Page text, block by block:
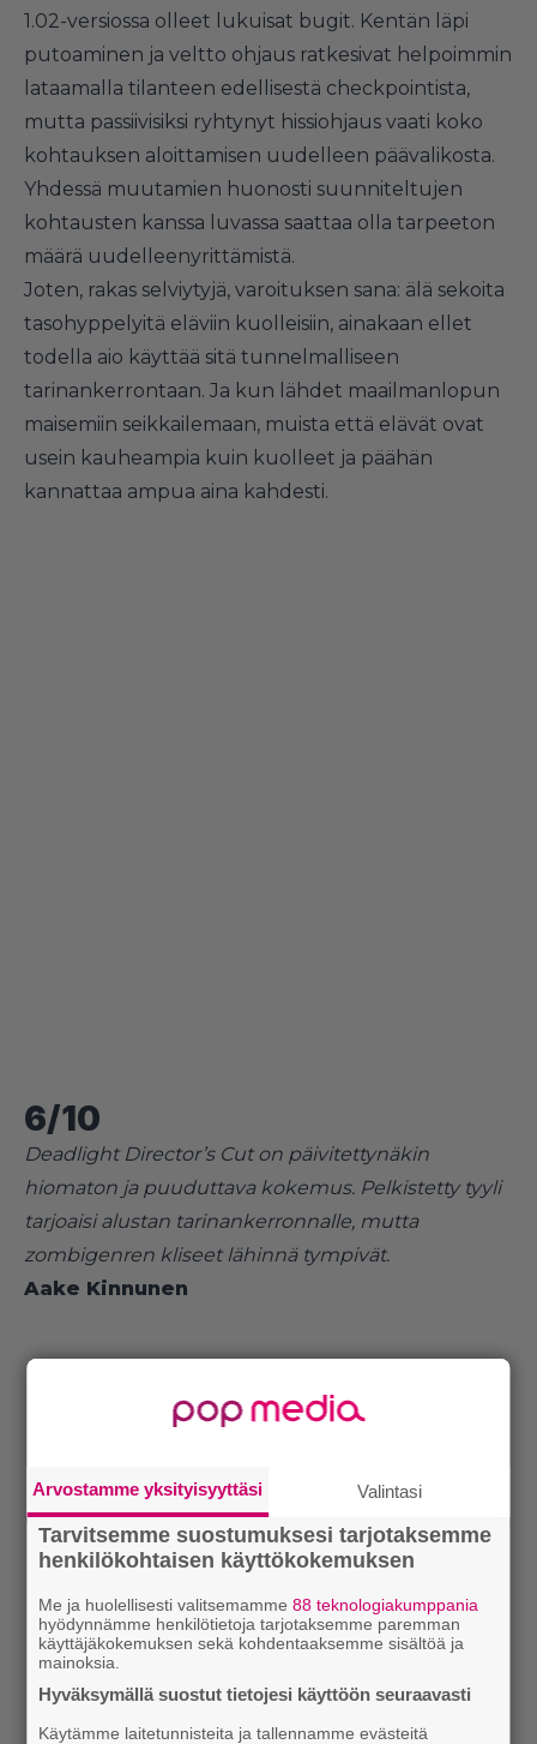
1.02-versiossa olleet lukuisat bugit. Kentän läpi
putoaminen ja veltto ohjaus ratkesivat helpoimmin
lataamalla tilanteen edellisestä checkpointista,
mutta passiivisiksi ryhtynyt hissiohjaus vaati koko
kohtauksen aloittamisen uudelleen päävalikosta.
Yhdessä muutamien huonosti suunniteltujen
kohtausten kanssa luvassa saattaa olla tarpeeton
määrä uudelleenyrittämistä.
Joten, rakas selviytyjä, varoituksen sana: älä sekoita
tasohyppelyitä eläviin kuolleisiin, ainakaan ellet
todella aio käyttää sitä tunnelmalliseen
tarinankerrontaan. Ja kun lähdet maailmanlopun
maisemiin seikkailemaan, muista että elävät ovat
usein kauheampia kuin kuolleet ja päähän
kannattaa ampua aina kahdesti.
6/10
Deadlight Director’s Cut on päivitettynäkin
hiomaton ja puuduttava kokemus. Pelkistetty tyyli
tarjoaisi alustan tarinankerronnalle, mutta
zombigenren kliseet lähinnä tympivät.
Aake Kinnunen
Arvostamme yksityisyyttäsi Valintasi
Tarvitsemme suostumuksesi tarjotaksemme
henkilökohtaisen käyttökokemuksen
Me ja huolellisesti valitsemamme88 teknologiakumppania
hyödynnämme henkilötietoja tarjotaksemme paremman
käyttäjäkokemuksen sekä kohdentaaksemme sisältöä ja
mainoksia.
Hyväksymällä suostut tietojesi käyttöön seuraavasti
Käytämme laitetunnisteita ja tallennamme evästeitä